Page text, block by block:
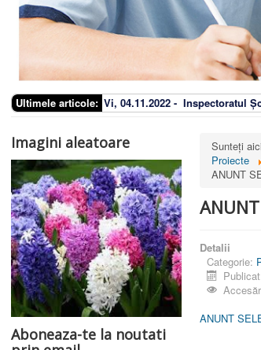
Ultimele articole: Vi, 04.11.2022 - Inspectoratul
Imagini aleatoare
Aboneaza-te la noutati
Sunteți
Proiecte
ANUNT
ANUNT
Detalii
Categorie:
ANUNT